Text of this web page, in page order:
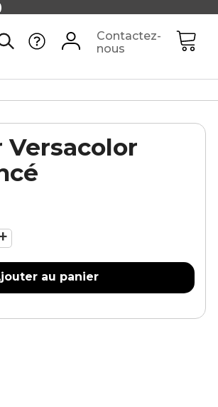
Contactez-
nous
Versacolor
au panier